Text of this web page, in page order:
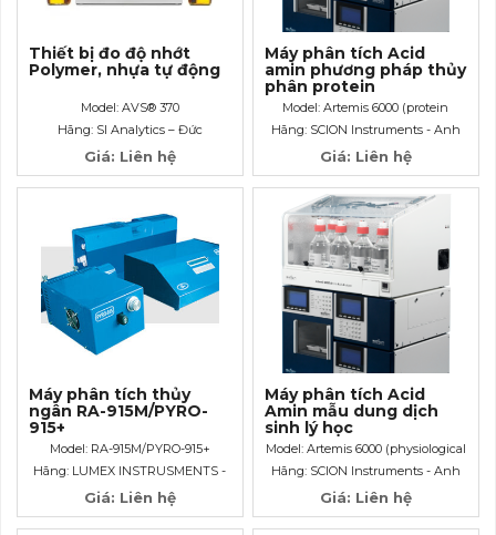
Thiết bị đo độ nhớt
Polymer, nhựa tự động
Model: AVS® 370
Hãng: SI Analytics – Đức
Giá: Liên hệ
Máy phân tích Acid
amin phương pháp thủy
phân protein
hydrosylate Artemis
Model: Artemis 6000 (protein
hydrosylate)
Hãng: SCION Instruments - Anh
Giá: Liên hệ
Máy phân tích thủy
ngân RA-915M/PYRO-
915+
Model: RA-915M/PYRO-915+
Hãng: LUMEX INSTRUSMENTS -
Canada
Giá: Liên hệ
Máy phân tích Acid
Amin mẫu dung dịch
sinh lý học
(physiological fluids)
như plasma, urine
Model: Artemis 6000 (physiological
fluids)
Hãng: SCION Instruments - Anh
Giá: Liên hệ